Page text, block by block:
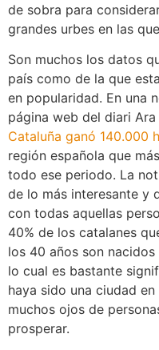
de sobra para
grandes urbes en las
Son muchos los datos
país como de la que
en popularidad. En una
página web del diari
Cataluña ganó 140.000
región española que
todo ese periodo. La
de lo más interesante y
con todas aquellas
40% de los catalanes
los 40 años son
lo cual es bastante
haya sido una ciudad
muchos ojos de
prosperar.